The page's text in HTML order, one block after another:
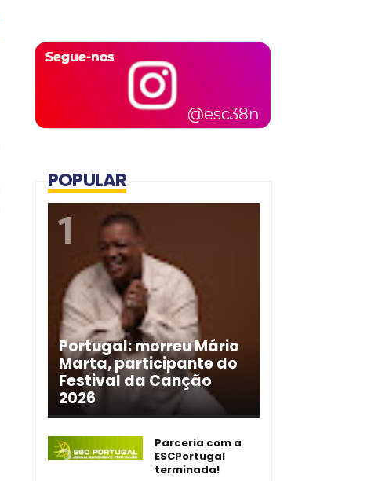
POPULAR
Portugal: morreu Mário
Marta, participante do
Festival da Canção
2026
Parceria com a
ESCPortugal
terminada!